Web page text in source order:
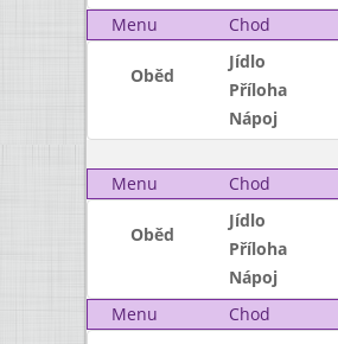
Menu
Chod
Oběd
Jídlo
Příloha
Nápoj
Menu
Chod
Oběd
Jídlo
Příloha
Nápoj
Menu
Chod